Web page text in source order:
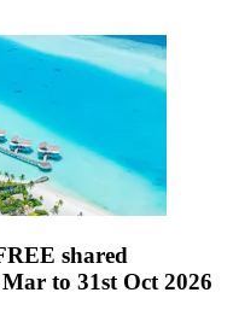
shared
to 31st Oct 2026